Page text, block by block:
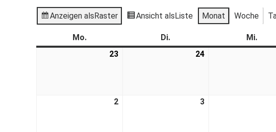
Anzeigen alsRaster Ansicht alsListe Monat Woche
Mo. Di. Mi.
23
24
2 3